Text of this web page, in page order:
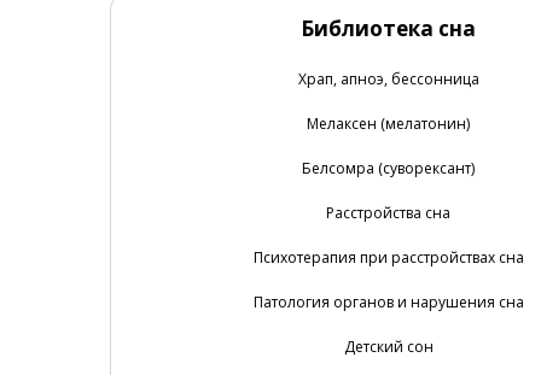
Библиотека сна
Храп, апноэ, бессонница
Мелаксен (мелатонин)
Белсомра (суворексант)
Расстройства сна
Психотерапия при расстройствах сна
Патология органов и нарушения сна
Детский сон